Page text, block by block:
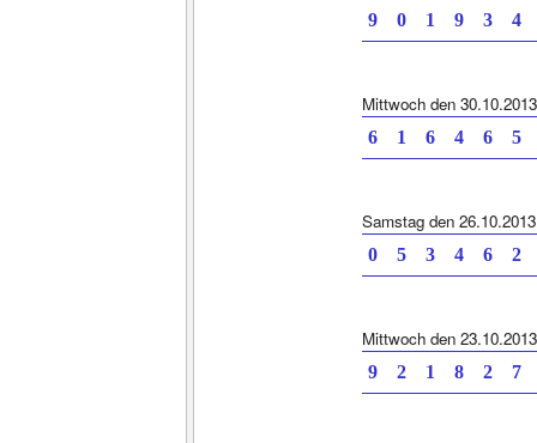
9 0 1 9 3 4
Mittwoch den 30.10.2013
6 1 6 4 6 5
Samstag den 26.10.2013
0 5 3 4 6 2
Mittwoch den 23.10.2013
9 2 1 8 2 7